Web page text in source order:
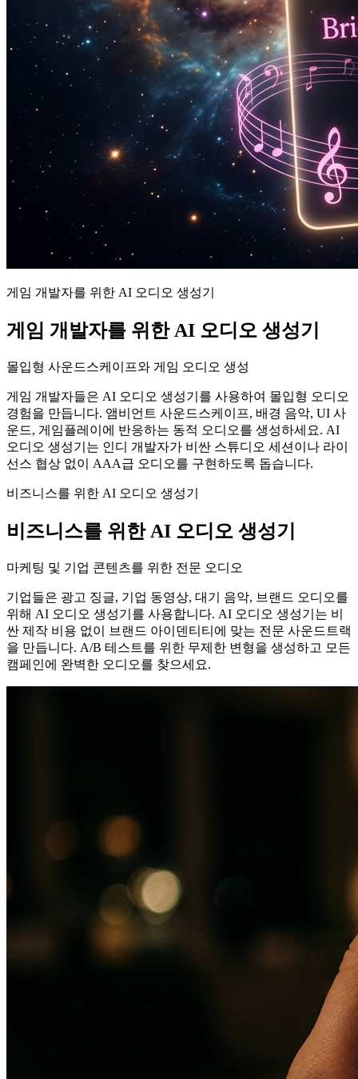
게임 개발자를 위한 AI 오디오 생성기
게임 개발자를 위한 AI 오디오 생성기
몰입형 사운드스케이프와 게임 오디오 생성
게임 개발자들은 AI 오디오 생성기를 사용하여 몰입형 오디오
경험을 만듭니다. 앰비언트 사운드스케이프, 배경 음악, UI 사
운드, 게임플레이에 반응하는 동적 오디오를 생성하세요. AI
오디오 생성기는 인디 개발자가 비싼 스튜디오 세션이나 라이
선스 협상 없이 AAA급 오디오를 구현하도록 돕습니다.
비즈니스를 위한 AI 오디오 생성기
비즈니스를 위한 AI 오디오 생성기
마케팅 및 기업 콘텐츠를 위한 전문 오디오
기업들은 광고 징글, 기업 동영상, 대기 음악, 브랜드 오디오를
위해 AI 오디오 생성기를 사용합니다. AI 오디오 생성기는 비
싼 제작 비용 없이 브랜드 아이덴티티에 맞는 전문 사운드트랙
을 만듭니다. A/B 테스트를 위한 무제한 변형을 생성하고 모든
캠페인에 완벽한 오디오를 찾으세요.